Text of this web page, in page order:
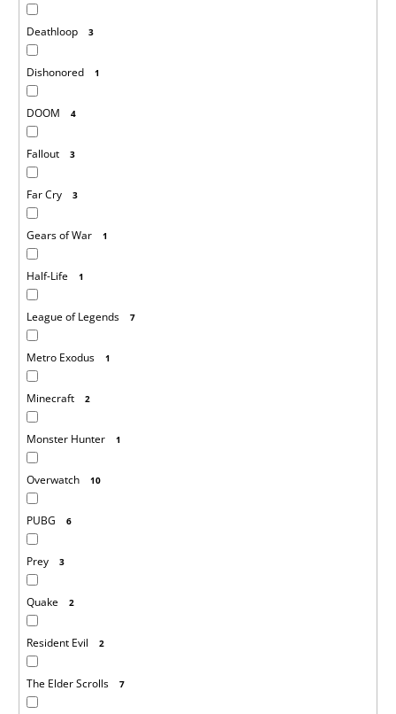
Deathloop 3
Dishonored 1
DOOM 4
Fallout 3
Far Cry 3
Gears of War 1
Half-Life 1
League of Legends 7
Metro Exodus 1
Minecraft 2
Monster Hunter 1
Overwatch 10
PUBG 6
Prey 3
Quake 2
Resident Evil 2
The Elder Scrolls 7